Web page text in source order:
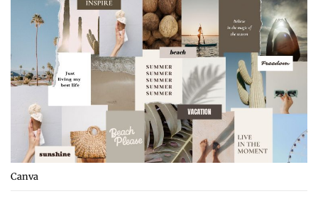
Canva